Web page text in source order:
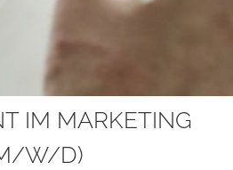
IM MARKETING
W/D)